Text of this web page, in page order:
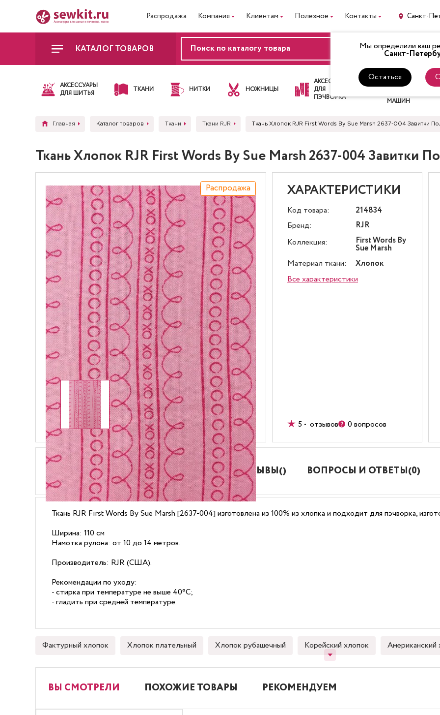
Распродажа Компания Клиентам Полезное Контакты Санкт-
Мы определили ваш
Санкт-
Остаться
КАТАЛОГ ТОВАРОВ ВХОД
АКСЕССУАРЫ
ДЛЯ ШИТЬЯ
ТКАНИ НИТКИ НОЖНИЦЫ
АКСЕССУАРЫ
ДЛЯ
ПЭЧВОРКА
ЛАПКИ
ДЛЯ
МАШИН
Главная Каталог товаров Ткани Ткани RJR Ткань Хлопок RJR First Words By Sue Marsh 2637-004 Завитки
Ткань Хлопок RJR First Words By Sue Marsh 2637-004 Завитки
Распродажа ХАРАКТЕРИСТИКИ
Код товара:
214834
Бренд:
RJR
Коллекция:
First Words By
Sue Marsh
Материал ткани:
Хлопок
Все характеристики
5 • отзывов 0 вопросов
ОПИСАНИЕ ХАРАКТЕРИСТИКИ ОТЗЫВЫ() ВОПРОСЫ И ОТВЕТЫ(0)
Ткань RJR First Words By Sue Marsh [2637-004] изготовлена из 100% из хлопка и подходит для пэчворка,
Ширина: 110 см
Намотка рулона: от 10 до 14 метров.
Производитель: RJR (США).
Рекомендации по уходу:
- стирка при температуре не выше 40°C;
- гладить при средней температуре.
Фактурный хлопок Хлопок плательный Хлопок рубашечный Корейский хлопок Американский
ВЫ СМОТРЕЛИ ПОХОЖИЕ ТОВАРЫ РЕКОМЕНДУЕМ